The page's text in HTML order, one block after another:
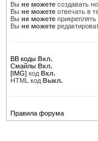
Вы не можете создавать
Вы не можете отвечать в
Вы не можете
Вы не можете
BB коды Вкл.
Смайлы Вкл.
[IMG] код Вкл.
HTML код Выкл.
Правила форума